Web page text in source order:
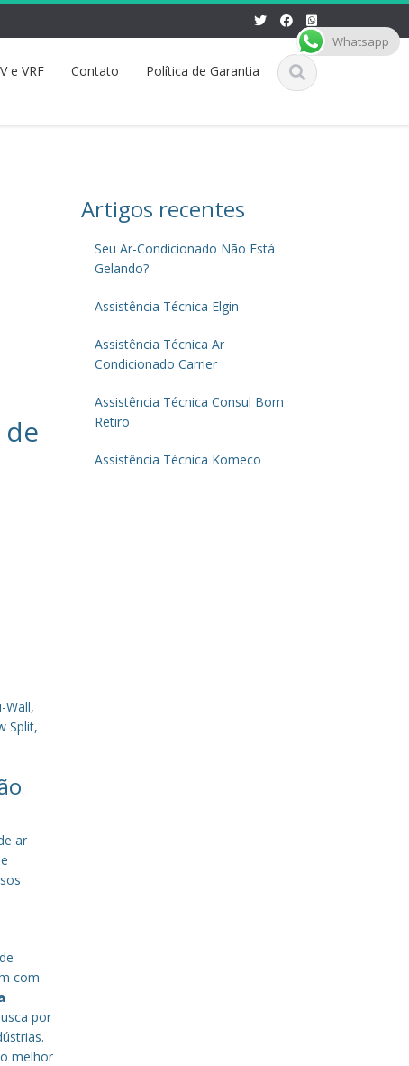
e VRF Contato Política de Garantia
Wall,
Split,
ar
com
por
melhor
Artigos recentes
Seu Ar-Condicionado Não Está
Gelando?
Assistência Técnica Elgin
Assistência Técnica Ar
Condicionado Carrier
Assistência Técnica Consul Bom
Retiro
Assistência Técnica Komeco
Whatsapp